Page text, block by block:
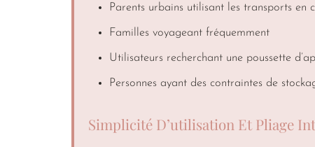
Parents urbains utilisant les transports en
Familles voyageant fréquemment
Utilisateurs recherchant une poussette
Personnes ayant des contraintes de
Simplicité D’utilisation Et Pliage